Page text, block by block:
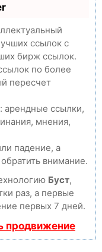
ссылок с
бирж ссылок.
по более
пересчет
арендные ссылки,
мнения,
падение, а
внимание.
Буст,
раз, а первые
первых 7 дней.
продвижение